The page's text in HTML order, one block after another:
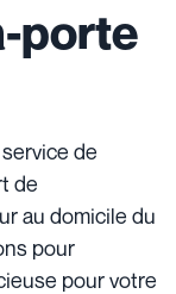
porte
de
de
au domicile du
pour
pour votre